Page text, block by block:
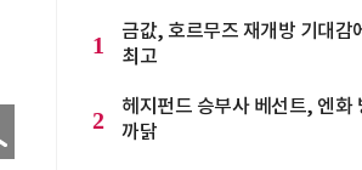
1
금값, 호르무즈 재개방 기대감
최고
2
헤지펀드 승부사 베선트, 엔화
까닭